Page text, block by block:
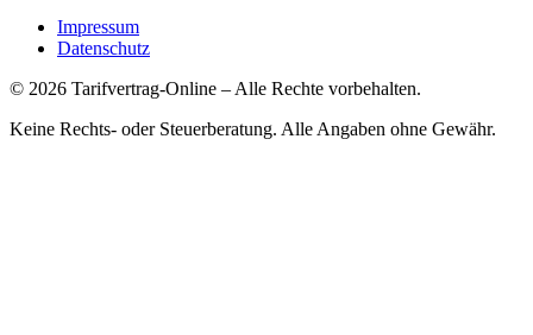
Impressum
Datenschutz
© 2026 Tarifvertrag-Online – Alle Rechte vorbehalten.
Keine Rechts- oder Steuerberatung. Alle Angaben ohne Gewähr.